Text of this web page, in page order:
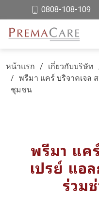
0808-108-109
หน้าแรก เกี่ยวกับบริษัท
พรีมา แคร์ บริจาคเจล
ชุมชน
พรีมา แค
เปรย์ แอ
ร่วม